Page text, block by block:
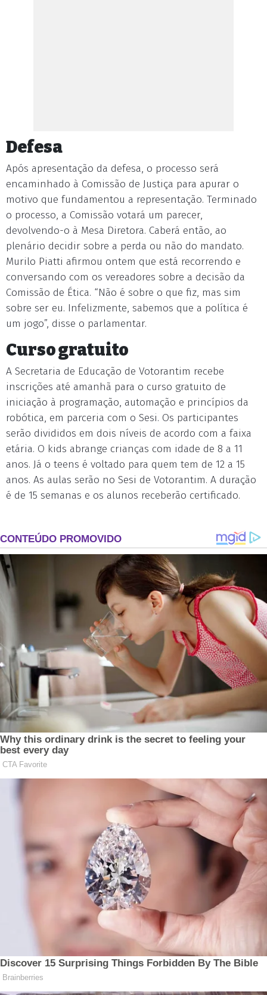
Defesa
Após apresentação da defesa, o processo será
encaminhado à Comissão de Justiça para apurar o
motivo que fundamentou a representação. Terminado
o processo, a Comissão votará um parecer,
devolvendo-o à Mesa Diretora. Caberá então, ao
plenário decidir sobre a perda ou não do mandato.
Murilo Piatti afirmou ontem que está recorrendo e
conversando com os vereadores sobre a decisão da
Comissão de Ética. “Não é sobre o que fiz, mas sim
sobre ser eu. Infelizmente, sabemos que a política é
um jogo”, disse o parlamentar.
Curso gratuito
A Secretaria de Educação de Votorantim recebe
inscrições até amanhã para o curso gratuito de
iniciação à programação, automação e princípios da
robótica, em parceria com o Sesi. Os participantes
serão divididos em dois níveis de acordo com a faixa
etária. O kids abrange crianças com idade de 8 a 11
anos. Já o teens é voltado para quem tem de 12 a 15
anos. As aulas serão no Sesi de Votorantim. A duração
é de 15 semanas e os alunos receberão certificado.